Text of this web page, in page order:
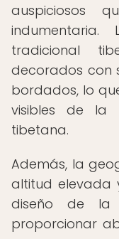
auspiciosos
tradicional
decorados con
bordados, lo
visibles de la
tibetana.
Además, la
altitud elevada
diseño de la
proporcionar